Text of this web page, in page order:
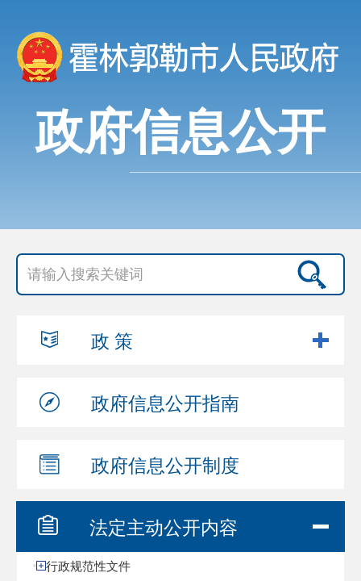
政府信息公开
政 策
政府信息公开指南
政府信息公开制度
法定主动公开内容
行政规范性文件